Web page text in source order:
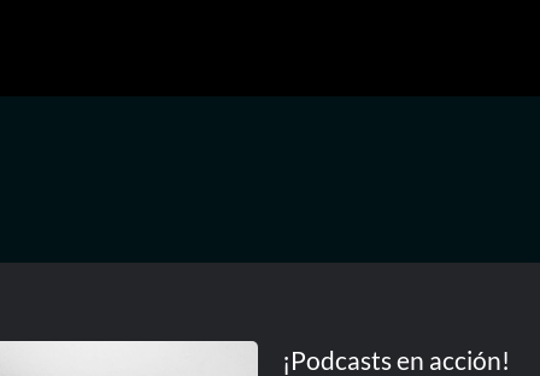
¡Podcasts en acción!